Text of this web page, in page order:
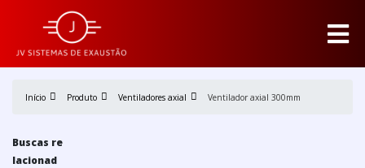
Início Produto Ventiladores axial Ventilador axial 300mm
Buscas re
lacionad